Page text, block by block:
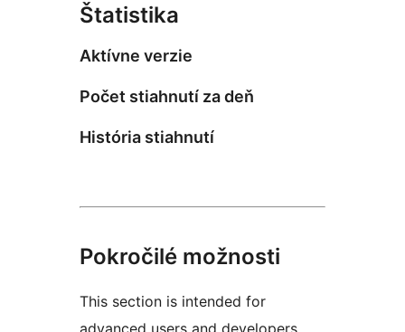
Štatistika
Aktívne verzie
Počet stiahnutí za deň
História stiahnutí
Pokročilé možnosti
This section is intended for
advanced users and developers